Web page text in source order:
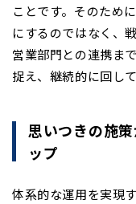
ことです。そのため
にするのではなく、
営業部門との連携ま
捉え、継続的に回し
思いつきの施
ップ
体系的な運用を実現